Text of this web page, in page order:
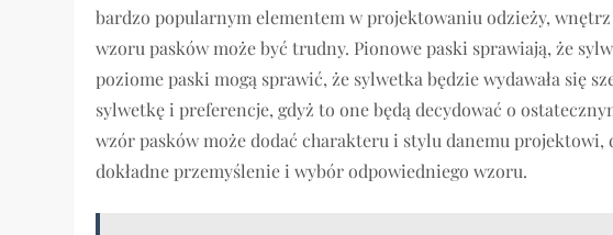
bardzo popularnym elementem w projektowaniu odzieży,
wzoru pasków może być trudny. Pionowe paski sprawiają, że
poziome paski mogą sprawić, że sylwetka będzie wydawała się
sylwetkę i preferencje, gdyż to one będą decydować o
wzór pasków może dodać charakteru i stylu danemu
dokładne przemyślenie i wybór odpowiedniego wzoru.